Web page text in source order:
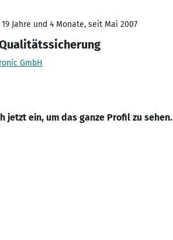
19 Jahre und 4 Monate, seit Mai 2007
GmbH
jetzt ein, um das ganze Profil zu sehen.